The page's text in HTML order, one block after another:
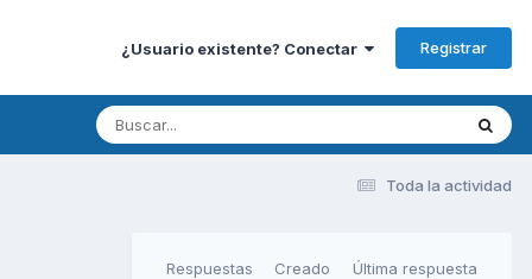
¿Usuario existente? Conectar Registrar
Toda la actividad
Respuestas Creado Última respuesta